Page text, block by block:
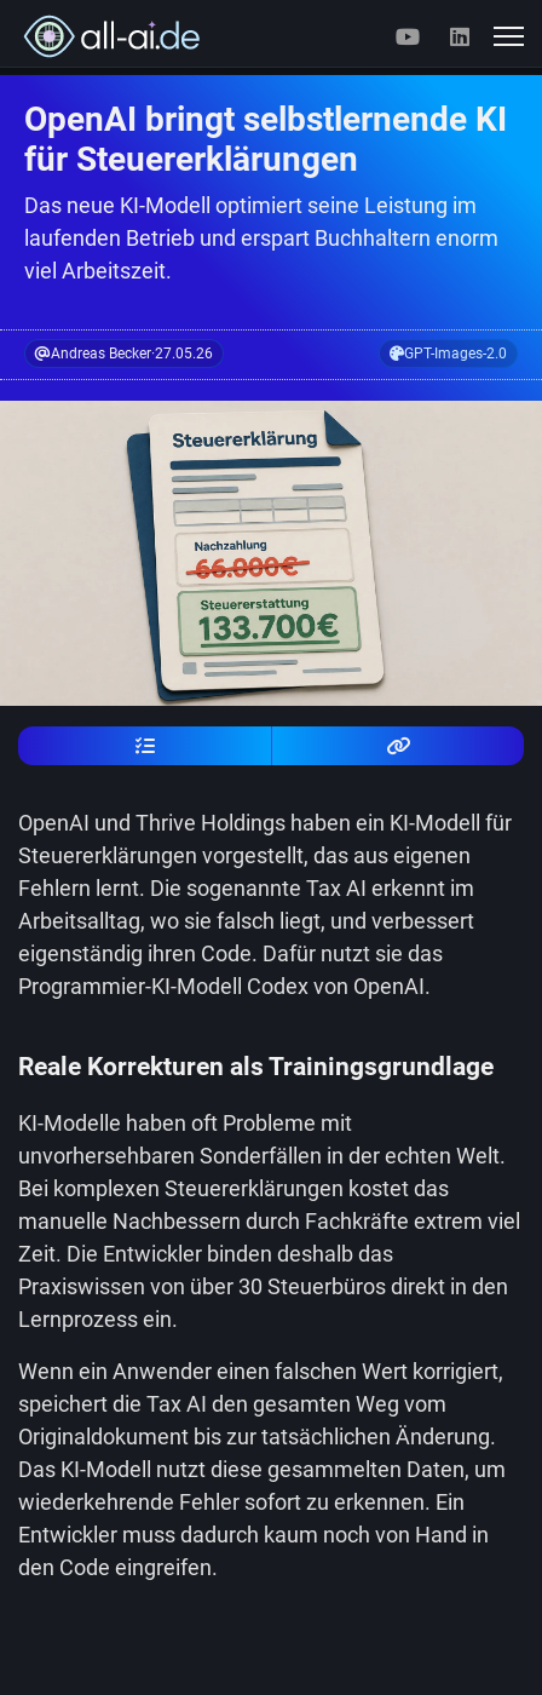
OpenAI bringt selbstlernende KI
für Steuererklärungen
Das neue KI-Modell optimiert seine Leistung im
laufenden Betrieb und erspart Buchhaltern enorm
viel Arbeitszeit.
Andreas Becker·27.05.26 GPT-Images-2.0
OpenAI und Thrive Holdings haben ein KI-Modell für
Steuererklärungen vorgestellt, das aus eigenen
Fehlern lernt. Die sogenannte Tax AI erkennt im
Arbeitsalltag, wo sie falsch liegt, und verbessert
eigenständig ihren Code. Dafür nutzt sie das
Programmier-KI-Modell Codex von OpenAI.
Reale Korrekturen als Trainingsgrundlage
KI-Modelle haben oft Probleme mit
unvorhersehbaren Sonderfällen in der echten Welt.
Bei komplexen Steuererklärungen kostet das
manuelle Nachbessern durch Fachkräfte extrem viel
Zeit. Die Entwickler binden deshalb das
Praxiswissen von über 30 Steuerbüros direkt in den
Lernprozess ein.
Wenn ein Anwender einen falschen Wert korrigiert,
speichert die Tax AI den gesamten Weg vom
Originaldokument bis zur tatsächlichen Änderung.
Das KI-Modell nutzt diese gesammelten Daten, um
wiederkehrende Fehler sofort zu erkennen. Ein
Entwickler muss dadurch kaum noch von Hand in
den Code eingreifen.